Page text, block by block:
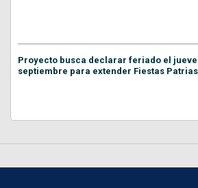
Proyecto busca declarar feriado el
septiembre para extender Fiestas Patrias